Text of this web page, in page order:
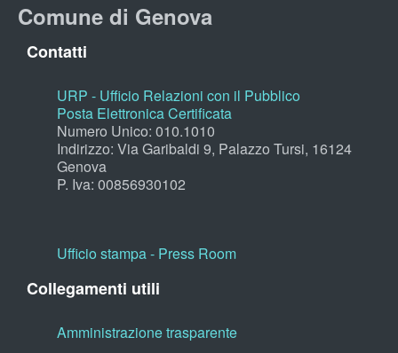
Comune di Genova
Contatti
URP - Ufficio Relazioni con il Pubblico
Posta Elettronica Certificata
Numero Unico: 010.1010
Indirizzo: Via Garibaldi 9, Palazzo Tursi, 16124
Genova
P. Iva: 00856930102
Ufficio stampa - Press Room
Collegamenti utili
Amministrazione trasparente